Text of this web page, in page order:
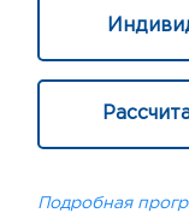
Подробная